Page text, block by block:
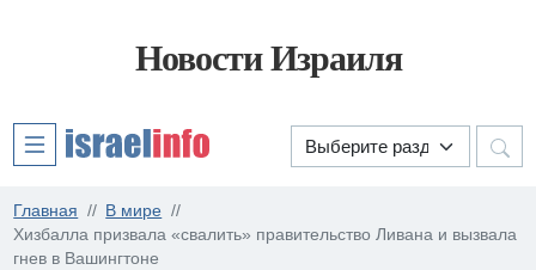
Новости Израиля
Главная
В мире
Хизбалла призвала «свалить» правительство Ливана и вызвала
гнев в Вашингтоне